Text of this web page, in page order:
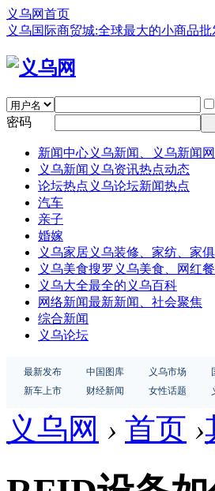
义乌网首页
义乌国际商贸城:全球最大的小商品批
密码
新闻中心义乌新闻、义乌新闻网
义乌新闻 义乌资讯热点动态
论坛热点 义乌论坛新闻热点
汽车
亲子
婚嫁
义乌家居义乌装修、家纺、家俱
义乌美食搜罗义乌美食、网红
义乌大全最全的义乌百科
网络新闻最新新闻、社会聚焦
综合新闻
义乌论坛
最新发布 中国图库 义乌市场
新车上市
财经新闻 女性话题
义乌网 › 首页 ›